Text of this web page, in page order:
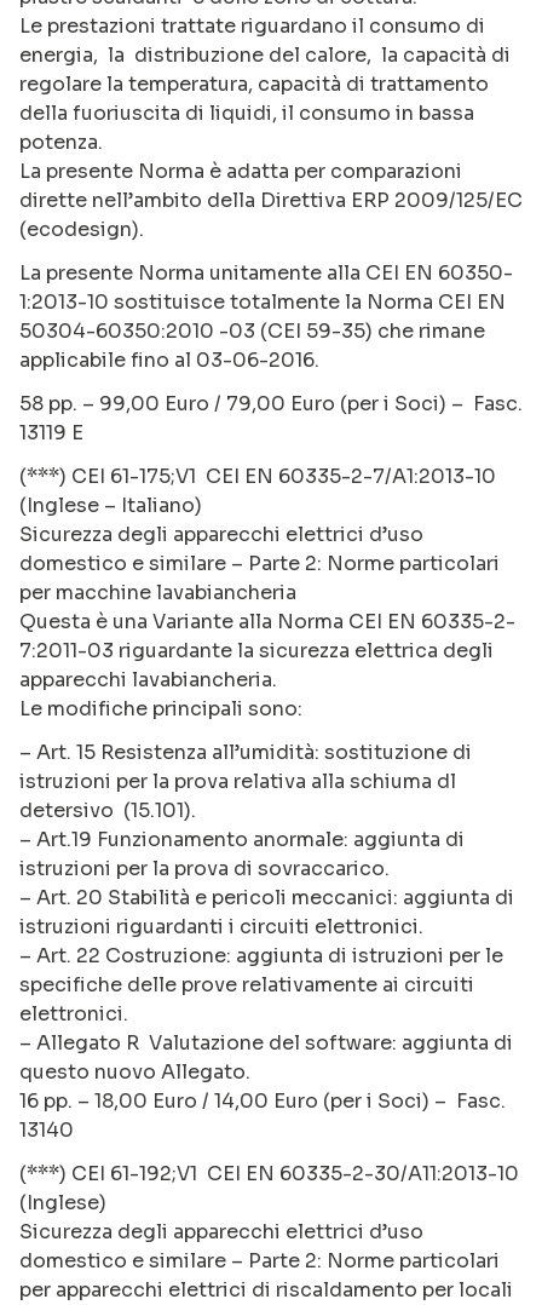
Le prestazioni trattate riguardano il consumo di
energia, la distribuzione del calore, la capacità di
regolare la temperatura, capacità di trattamento
della fuoriuscita di liquidi, il consumo in bassa
potenza.
La presente Norma è adatta per comparazioni
dirette nell’ambito della Direttiva ERP 2009/125/EC
(ecodesign).
La presente Norma unitamente alla CEI EN 60350-
1:2013-10 sostituisce totalmente la Norma CEI EN
50304-60350:2010 -03 (CEI 59-35) che rimane
applicabile fino al 03-06-2016.
58 pp. – 99,00 Euro / 79,00 Euro (per i Soci) – Fasc.
13119 E
(***) CEI 61-175;V1 CEI EN 60335-2-7/A1:2013-10
(Inglese – Italiano)
Sicurezza degli apparecchi elettrici d’uso
domestico e similare – Parte 2: Norme particolari
per macchine lavabiancheria
Questa è una Variante alla Norma CEI EN 60335-2-
7:2011-03 riguardante la sicurezza elettrica degli
apparecchi lavabiancheria.
Le modifiche principali sono:
– Art. 15 Resistenza all’umidità: sostituzione di
istruzioni per la prova relativa alla schiuma dl
detersivo (15.101).
– Art.19 Funzionamento anormale: aggiunta di
istruzioni per la prova di sovraccarico.
– Art. 20 Stabilità e pericoli meccanici: aggiunta di
istruzioni riguardanti i circuiti elettronici.
– Art. 22 Costruzione: aggiunta di istruzioni per le
specifiche delle prove relativamente ai circuiti
elettronici.
– Allegato R Valutazione del software: aggiunta di
questo nuovo Allegato.
16 pp. – 18,00 Euro / 14,00 Euro (per i Soci) – Fasc.
13140
(***) CEI 61-192;V1 CEI EN 60335-2-30/A11:2013-10
(Inglese)
Sicurezza degli apparecchi elettrici d’uso
domestico e similare – Parte 2: Norme particolari
per apparecchi elettrici di riscaldamento per locali